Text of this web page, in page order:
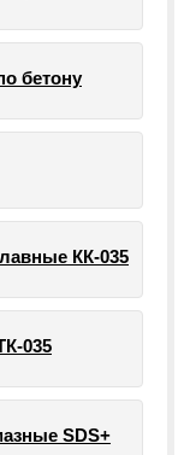
бетону
КК-035
035
SDS+